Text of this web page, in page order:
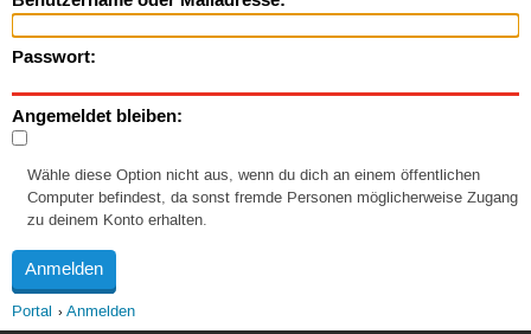
Passwort:
Angemeldet bleiben:
Wähle diese Option nicht aus, wenn du dich an einem öffentlichen
Computer befindest, da sonst fremde Personen möglicherweise Zugang
zu deinem Konto erhalten.
Portal Anmelden